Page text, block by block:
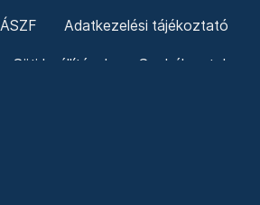
ÁSZF Adatkezelési tájékoztató
Süti beállítások Szabályzatok